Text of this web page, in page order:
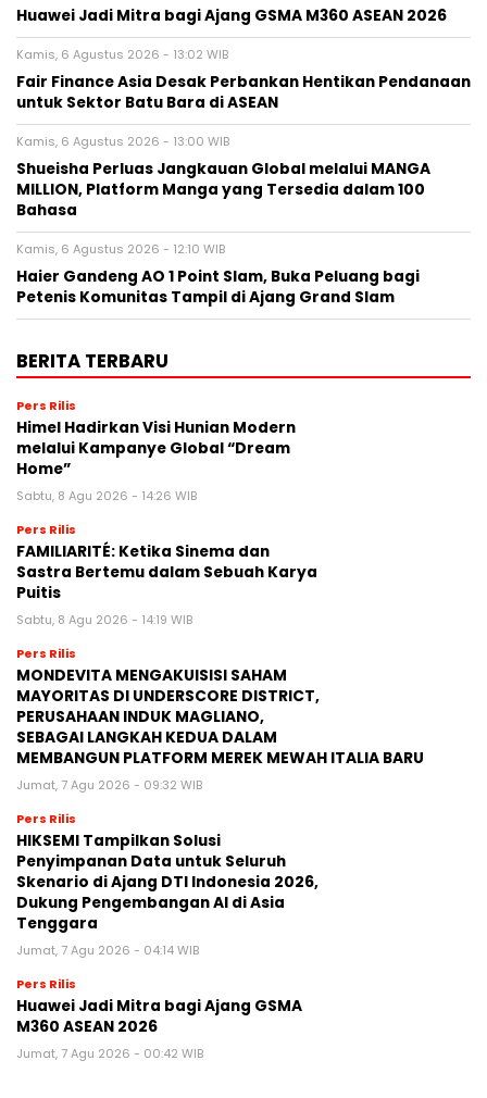
Huawei Jadi Mitra bagi Ajang GSMA M360 ASEAN 2026
Kamis, 6 Agustus 2026 - 13:02 WIB
Fair Finance Asia Desak Perbankan Hentikan Pendanaan
untuk Sektor Batu Bara di ASEAN
Kamis, 6 Agustus 2026 - 13:00 WIB
Shueisha Perluas Jangkauan Global melalui MANGA
MILLION, Platform Manga yang Tersedia dalam 100
Bahasa
Kamis, 6 Agustus 2026 - 12:10 WIB
Haier Gandeng AO 1 Point Slam, Buka Peluang bagi
Petenis Komunitas Tampil di Ajang Grand Slam
BERITA TERBARU
Pers Rilis
Himel Hadirkan Visi Hunian Modern
melalui Kampanye Global “Dream
Home”
Sabtu, 8 Agu 2026 - 14:26 WIB
Pers Rilis
FAMILIARITÉ: Ketika Sinema dan
Sastra Bertemu dalam Sebuah Karya
Puitis
Sabtu, 8 Agu 2026 - 14:19 WIB
Pers Rilis
MONDEVITA MENGAKUISISI SAHAM
MAYORITAS DI UNDERSCORE DISTRICT,
PERUSAHAAN INDUK MAGLIANO,
SEBAGAI LANGKAH KEDUA DALAM
MEMBANGUN PLATFORM MEREK MEWAH ITALIA BARU
Jumat, 7 Agu 2026 - 09:32 WIB
Pers Rilis
HIKSEMI Tampilkan Solusi
Penyimpanan Data untuk Seluruh
Skenario di Ajang DTI Indonesia 2026,
Dukung Pengembangan AI di Asia
Tenggara
Jumat, 7 Agu 2026 - 04:14 WIB
Pers Rilis
Huawei Jadi Mitra bagi Ajang GSMA
M360 ASEAN 2026
Jumat, 7 Agu 2026 - 00:42 WIB